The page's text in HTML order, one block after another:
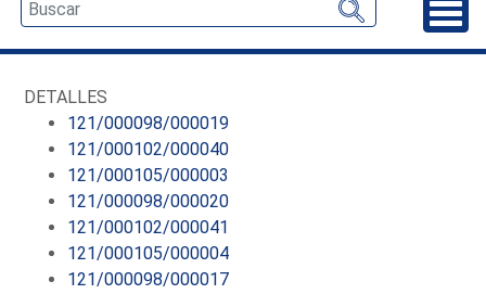
DETALLES
121/000098/000019
121/000102/000040
121/000105/000003
121/000098/000020
121/000102/000041
121/000105/000004
121/000098/000017